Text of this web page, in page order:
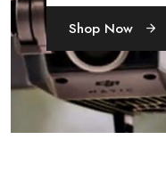
Shop Now